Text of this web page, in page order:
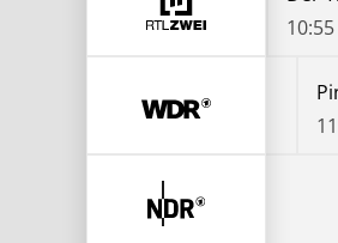
10:55
Papageien, Palmen & Co.
In aller Freundschaft